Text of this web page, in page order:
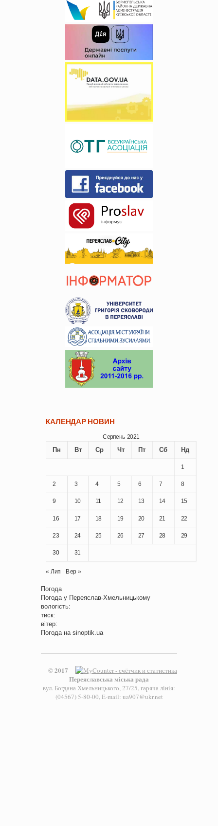
КАЛЕНДАР НОВИН
Серпень 2021
Пн Вт Ср Чт Пт Сб Нд
1
2 3 4 5 6 7 8
9 10 11 12 13 14 15
16 17 18 19 20 21 22
23 24 25 26 27 28 29
30 31
« Лип Вер »
Погода
Погода у Переяслав-Хмельницькому
вологість:
тиск:
вітер:
Погода на sinoptik.ua
© 2017
Переяславська міська рада
вул. Богдана Хмельницького, 27/25, гаряча лінія:
(04567) 5-80-00, E-mail: ua907@ukr.net